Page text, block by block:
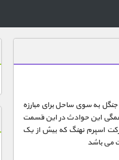
به سوی ساحل برای مبارزه
این حوادث در این قسمت
می انجامد و نیز حرکت اسپرم نهنگ که بیش از یک
می باشد